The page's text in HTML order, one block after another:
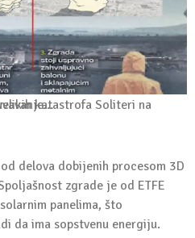
katastrofa Soliteri na naduvavanje…
delova dobijenih procesom 3D
zgrade je od ETFE
panelima, što
da ima sopstvenu energiju.